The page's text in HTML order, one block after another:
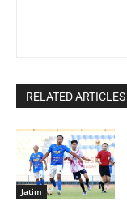
RELATED ARTICLES
Jatim